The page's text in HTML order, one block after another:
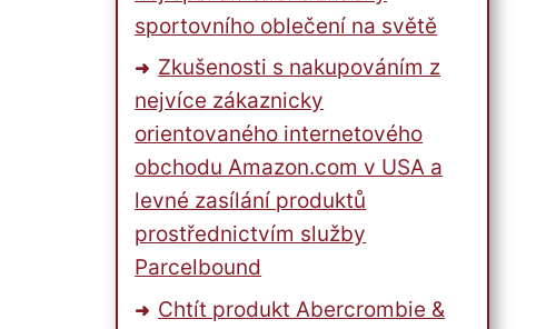
sportovního oblečení na světě
Zkušenosti s nakupováním z
nejvíce zákaznicky
orientovaného internetového
obchodu Amazon.com v USA a
levné zasílání produktů
prostřednictvím služby
Parcelbound
Chtít produkt Abercrombie &